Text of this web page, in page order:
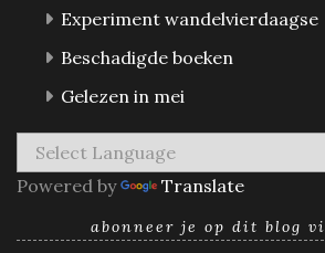
Experiment wandelvierdaagse
Beschadigde boeken
Gelezen in mei
Powered by Translate
abonneer je op dit blog